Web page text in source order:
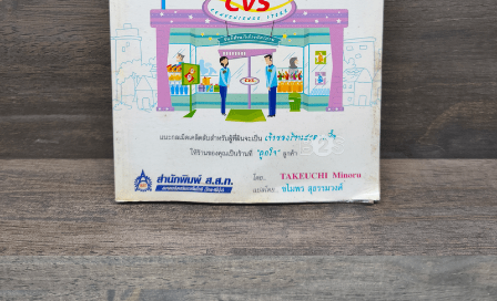
🦄 วรรณกรรม นิยาย เรื่องสั้น
🎓 การศึกษา
😼 หนังสือการ์ตูน
🐲 หนังสือเด็ก
📕 นิตยสาร
🌎 International Books
🎲 Board Game